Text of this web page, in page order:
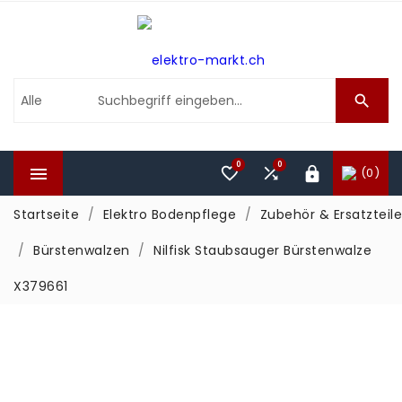

 (0)

0
0
Startseite Elektro Bodenpflege
Zubehör & Ersatzteile
Bürstenwalzen
Nilfisk Staubsauger Bürstenwalze
X379661